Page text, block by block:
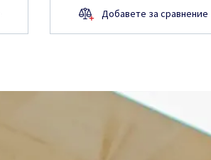
Добавете за сравнение